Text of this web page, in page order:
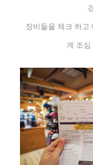
장비들을 체크 하고
게 조